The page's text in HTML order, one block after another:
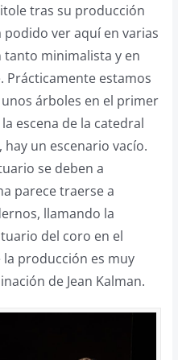
tras su producción
podido ver aquí en varias
tanto minimalista y en
Prácticamente estamos
árboles en el primer
escena de la catedral
un escenario vacío.
se deben a
parece traerse a
llamando la
del coro en el
producción es muy
de Jean Kalman.